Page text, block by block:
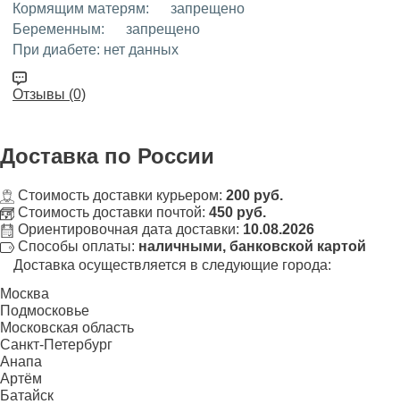
Кормящим матерям:
запрещено
Беременным:
запрещено
При диабете: нет данных
Отзывы (0)
Доставка по России
Стоимость доставки курьером: 200 руб.
Стоимость доставки почтой: 450 руб.
Ориентировочная дата доставки: 10.08.2026
Способы оплаты: наличными, банковской картой
Доставка осуществляется в следующие города:
Москва
Подмосковье
Московская область
Санкт-Петербург
Анапа
Артём
Батайск